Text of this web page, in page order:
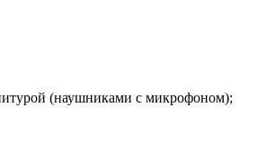
(наушниками с микрофоном);